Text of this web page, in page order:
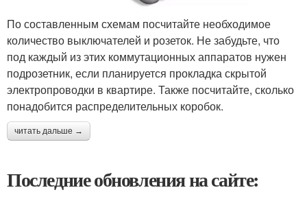
По составленным схемам посчитайте необходимое
количество выключателей и розеток. Не забудьте, что
под каждый из этих коммутационных аппаратов нужен
подрозетник, если планируется прокладка скрытой
электропроводки в квартире. Также посчитайте, сколько
понадобится распределительных коробок.
читать дальше →
Последние обновления на сайте: